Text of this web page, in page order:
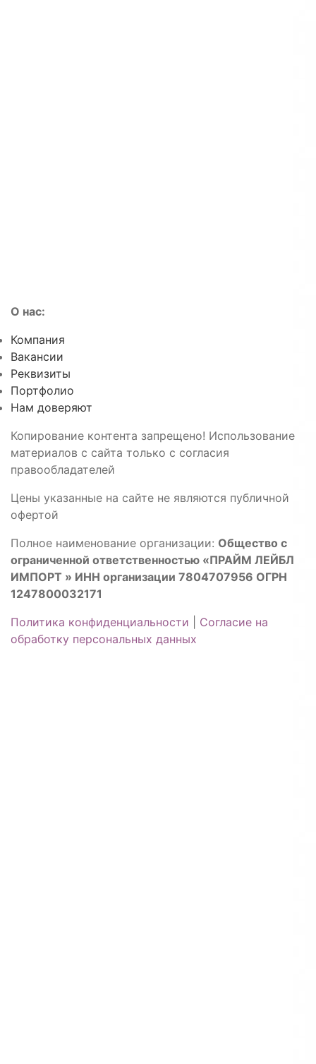
О нас:
Компания
Вакансии
Реквизиты
Портфолио
Нам доверяют
Копирование контента запрещено! Использование
материалов с сайта только с согласия
правообладателей
Цены указанные на сайте не являются публичной
офертой
Полное наименование организации: Общество с
ограниченной ответственностью «ПРАЙМ ЛЕЙБЛ
ИМПОРТ » ИНН организации 7804707956 ОГРН
1247800032171
Политика конфиденциальности
Согласие на
обработку персональных данных